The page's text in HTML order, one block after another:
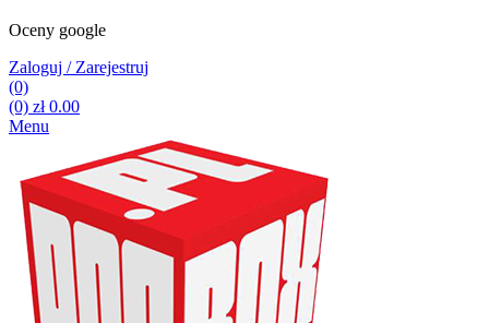
Oceny google
Zaloguj / Zarejestruj
(0)
(0) zł0.00
Menu